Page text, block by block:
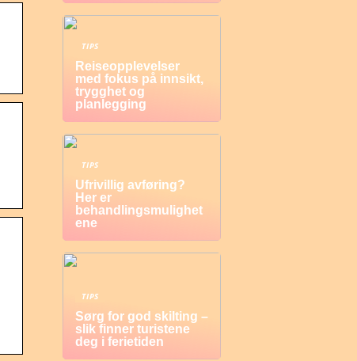
TIPS
Reiseopplevelser
med fokus på innsikt,
trygghet og
planlegging
TIPS
Ufrivillig avføring?
Her er
behandlingsmulighet
ene
TIPS
Sørg for god skilting –
slik finner turistene
deg i ferietiden